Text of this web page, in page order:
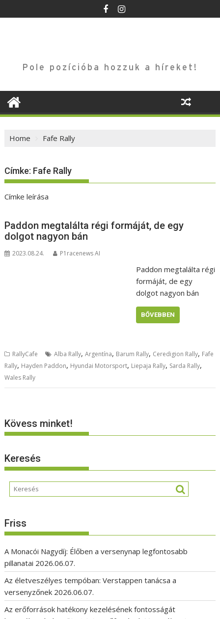
to
Pole pozícióba hozzuk a híreket!
Home Fafe Rally
Címke: Fafe Rally
Címke leírása
Paddon megtalálta régi formáját, de egy
dolgot nagyon bán
2023.08.24. P1racenews AI
Paddon megtalálta régi
formáját, de egy
dolgot nagyon bán
BŐVEBBEN
RallyCafe Alba Rally,Argentína, Barum Rally, Ceredigion Rally, Fafe
Rally, Hayden Paddon, Hyundai Motorsport, Liepaja Rally, Sarda Rally,
Wales Rally
Kövess minket!
Keresés
Friss
A Monacói Nagydíj: Élőben a versenynap legfontosabb
pillanatai 2026.06.07.
Az életveszélyes tempóban: Verstappen tanácsa a
versenyzőnek 2026.06.07.
Az erőforrások hatékony kezelésének fontosságát